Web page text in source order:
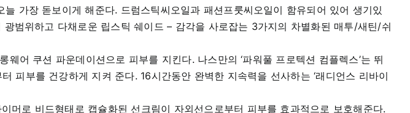
가장 돋보이게 해준다. 드럼스틱씨오일과 패션프룻씨오일이 함유되어 있어 생기있
범위하고 다채로운 립스틱 쉐이드 – 감각을 사로잡는 3가지의 차별화된 매투/새틴/쉬
어 쿠션 파운데이션으로 피부를 지킨다. 나스만의 ‘파워풀 프로텍션 컴플렉스’는 뛰
피부를 건강하게 지켜 준다. 16시간동안 완벽한 지속력을 선사하는 ‘래디언스 리바이
머로 비드형태로 캡슐화된 선크림이 자외선으로부터 피부를 효과적으로 보호해준다.